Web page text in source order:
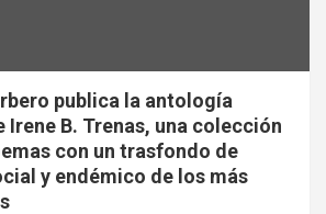
publica la antología
Irene B. Trenas, una colección
con un trasfondo de
y endémico de los más